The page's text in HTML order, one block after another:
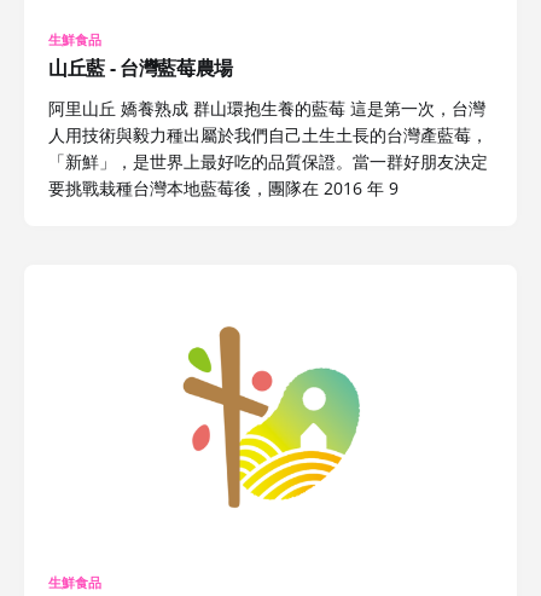
生鮮食品
山丘藍 - 台灣藍莓農場
阿里山丘 嬌養熟成 群山環抱生養的藍莓 這是第一次，台灣
人用技術與毅力種出屬於我們自己土生土長的台灣產藍莓，
「新鮮」，是世界上最好吃的品質保證。當一群好朋友決定
要挑戰栽種台灣本地藍莓後，團隊在 2016 年 9
生鮮食品